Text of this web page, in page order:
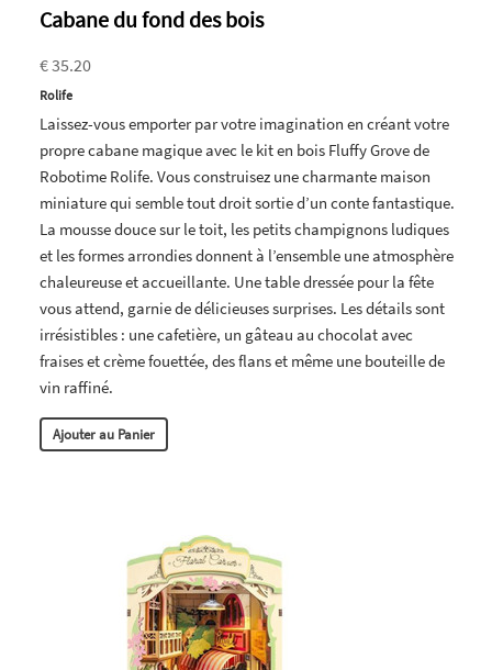
Cabane du fond des bois
€ 35.20
Rolife
Laissez-vous emporter par votre imagination en créant votre
propre cabane magique avec le kit en bois Fluffy Grove de
Robotime Rolife. Vous construisez une charmante maison
miniature qui semble tout droit sortie d’un conte fantastique.
La mousse douce sur le toit, les petits champignons ludiques
et les formes arrondies donnent à l’ensemble une atmosphère
chaleureuse et accueillante. Une table dressée pour la fête
vous attend, garnie de délicieuses surprises. Les détails sont
irrésistibles : une cafetière, un gâteau au chocolat avec
fraises et crème fouettée, des flans et même une bouteille de
vin raffiné.
Ajouter au Panier